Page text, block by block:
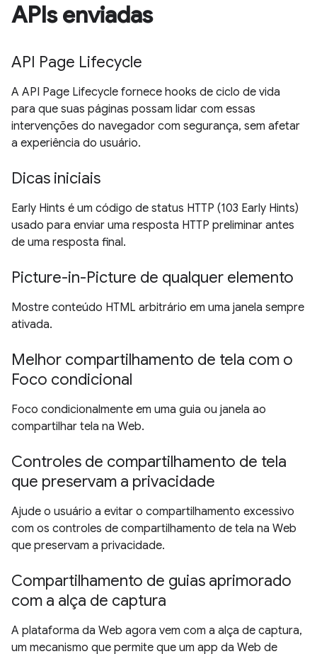
APIs enviadas
API Page Lifecycle
A API Page Lifecycle fornece hooks de ciclo de vida
para que suas páginas possam lidar com essas
intervenções do navegador com segurança, sem afetar
a experiência do usuário.
Dicas iniciais
Early Hints é um código de status HTTP (103 Early Hints)
usado para enviar uma resposta HTTP preliminar antes
de uma resposta final.
Picture-in-Picture de qualquer elemento
Mostre conteúdo HTML arbitrário em uma janela sempre
ativada.
Melhor compartilhamento de tela com o
Foco condicional
Foco condicionalmente em uma guia ou janela ao
compartilhar tela na Web.
Controles de compartilhamento de tela
que preservam a privacidade
Ajude o usuário a evitar o compartilhamento excessivo
com os controles de compartilhamento de tela na Web
que preservam a privacidade.
Compartilhamento de guias aprimorado
com a alça de captura
A plataforma da Web agora vem com a alça de captura,
um mecanismo que permite que um app da Web de